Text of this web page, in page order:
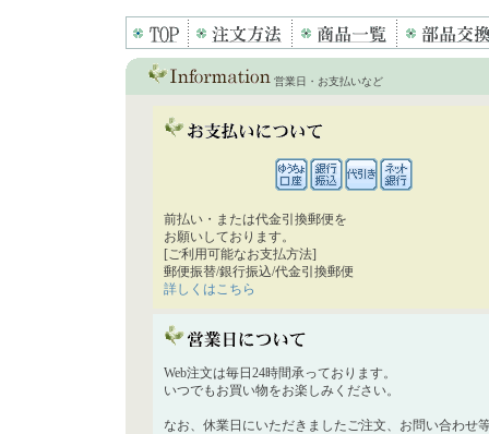
営業日・お支払いなど
前払い・または代金引換郵便を
お願いしております。
[ご利用可能なお支払方法]
郵便振替/銀行振込/代金引換郵便
詳しくはこちら
Web注文は毎日24時間承っております。
いつでもお買い物をお楽しみください。
なお、休業日にいただきましたご注文、お問い合わせ